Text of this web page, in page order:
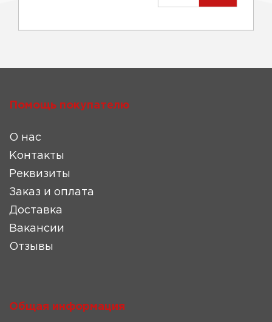
Помощь покупателю
О нас
Контакты
Реквизиты
Заказ и оплата
Доставка
Вакансии
Отзывы
Общая информация